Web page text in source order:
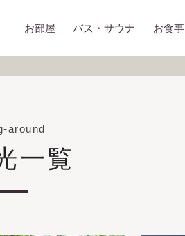
お部屋 バス・サウナ お食事
around
一覧